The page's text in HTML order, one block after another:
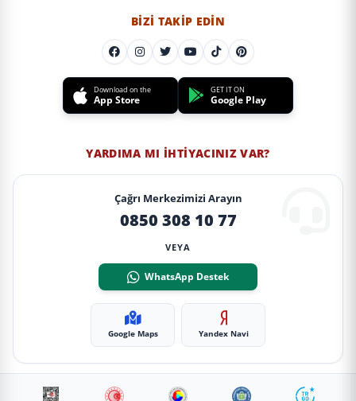
BIZI TAKIP EDIN
Download on the
App Store
GET IT ON
Google Play
YARDIMA MI İHTIYACINIZ VAR?
Çağrı Merkezimizi Arayın
0850 308 10 77
VEYA
WhatsApp Destek
Google Maps Yandex Navi